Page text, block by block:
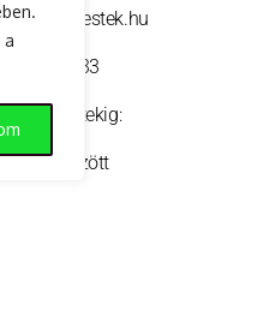
a
400 3333
– péntekig:
17 óra között